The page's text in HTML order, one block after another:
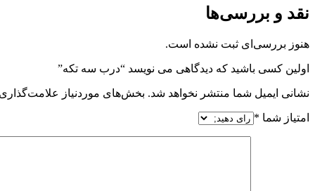
نقد و بررسی‌ها
هنوز بررسی‌ای ثبت نشده است.
اولین کسی باشید که دیدگاهی می نویسد “درب سه تکه”
نشانی ایمیل شما منتشر نخواهد شد. بخش‌های موردنیاز
امتیاز شما *